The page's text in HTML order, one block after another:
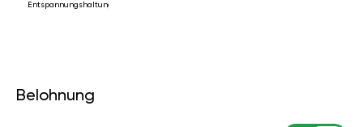
Entspannungshaltung
Belohnung